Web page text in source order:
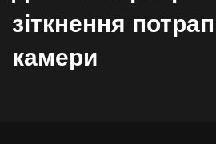
зіткнення
камери